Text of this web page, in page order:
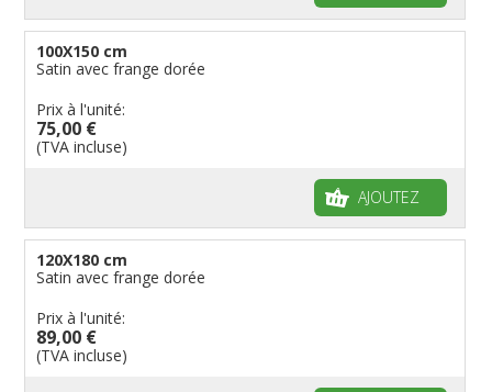
100X150 cm
Satin avec frange dorée
Prix à l'unité:
75,00 €
(TVA incluse)
AJOUTEZ
120X180 cm
Satin avec frange dorée
Prix à l'unité:
89,00 €
(TVA incluse)